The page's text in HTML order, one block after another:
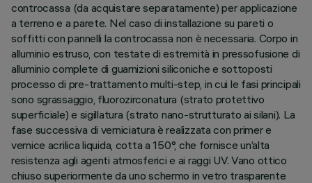
controcassa (da acquistare separatamente) per applicazione
a terreno e a parete. Nel caso di installazione su pareti o
soffitti con pannelli la controcassa non è necessaria. Corpo in
alluminio estruso, con testate di estremità in pressofusione di
alluminio complete di guarnizioni siliconiche e sottoposti
processo di pre-trattamento multi-step, in cui le fasi principali
sono sgrassaggio, fluorozirconatura (strato protettivo
superficiale) e sigillatura (strato nano-strutturato ai silani). La
fase successiva di verniciatura è realizzata con primer e
vernice acrilica liquida, cotta a 150°, che fornisce un’alta
resistenza agli agenti atmosferici e ai raggi UV. Vano ottico
chiuso superiormente da uno schermo in vetro trasparente